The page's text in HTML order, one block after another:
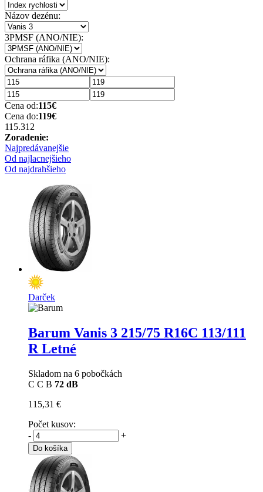
Názov dezénu:
3PMSF (ANO/NIE):
Ochrana ráfika (ANO/NIE):
Cena od:115€
Cena do:119€
115.31 2
Zoradenie:
Najpredávanejšie
Od najlacnejšieho
Od najdrahšieho
Darček
Barum Vanis 3 215/75 R16C 113/111
R Letné
Skladom na 6 pobočkách
C C B 72 dB
115,31 €
Počet kusov:
-
+
Do košíka